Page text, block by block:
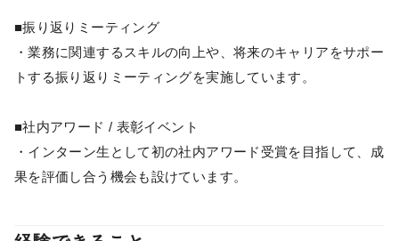
■振り返りミーティング
・業務に関連するスキルの向上や、将来のキャリアをサポー
トする振り返りミーティングを実施しています。
■社内アワード / 表彰イベント
・インターン生として初の社内アワード受賞を目指して、成
果を評価し合う機会も設けています。